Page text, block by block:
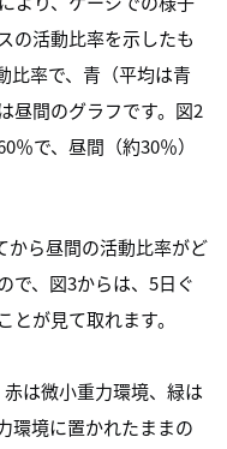
の活動比率を示したも
比率で、青（平均は青
昼間のグラフです。図2
で、昼間（約30％）
から昼間の活動比率がど
で、図3からは、5日ぐ
が見て取れます。
は微小重力環境、緑は
環境に置かれたままの